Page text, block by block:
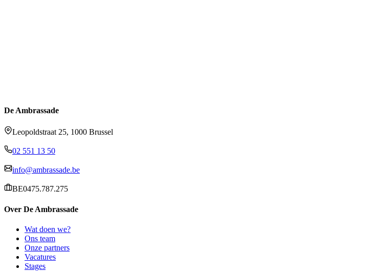
De Ambrassade
Leopoldstraat 25, 1000 Brussel
02 551 13 50
info@ambrassade.be
BE0475.787.275
Over De Ambrassade
Wat doen we?
Ons team
Onze partners
Vacatures
Stages